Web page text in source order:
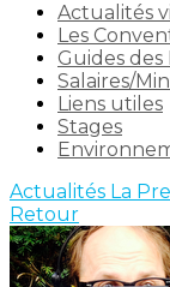
Actualités
Les
Guides des
Salaires/
Liens utiles
Stages
Actualités La
Retour